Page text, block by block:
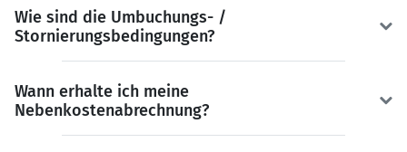
Wie sind die Umbuchungs- /
Stornierungsbedingungen?
Wann erhalte ich meine
Nebenkostenabrechnung?